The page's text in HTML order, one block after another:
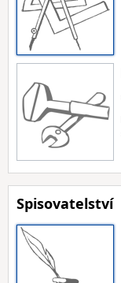
Spisovatelství